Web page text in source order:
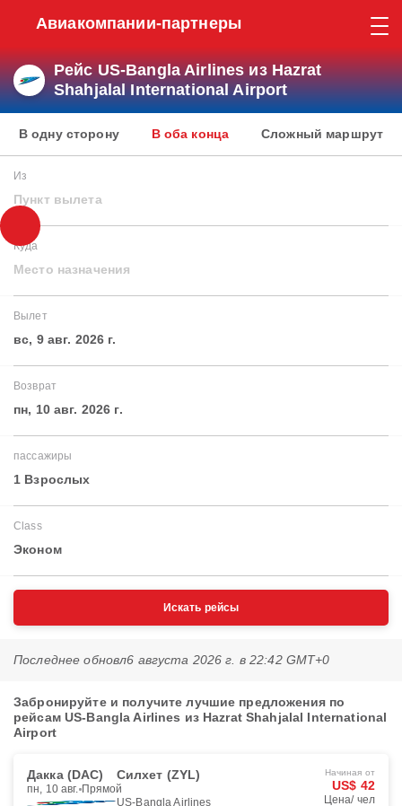
Авиакомпании-партнеры
Рейс US-Bangla Airlines из Hazrat
Shahjalal International Airport
В одну сторону В оба конца Сложный маршрут
Из
Пункт вылета
Куда
Место назначения
Вылет
вс, 9 авг. 2026 г.
Возврат
пн, 10 авг. 2026 г.
пассажиры
1 Взрослых
Class
Эконом
Искать рейсы
Последнее обновл6 августа 2026 г. в 22:42 GMT+0
Забронируйте и получите лучшие предложения по
рейсам US-Bangla Airlines из Hazrat Shahjalal International
Airport
Дакка (DAC) Силхет (ZYL)
пн, 10 авг. Прямой
US-Bangla Airlines
Начиная от
US$ 42
Цена/ чел